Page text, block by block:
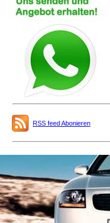
RSS feed Abonieren